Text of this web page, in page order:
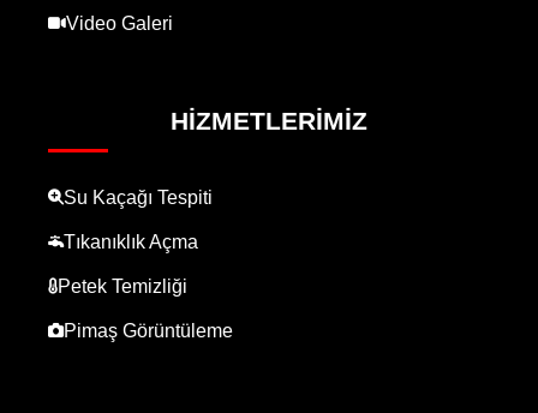
Video Galeri
HIZMETLERIMIZ
Su Kaçağı Tespiti
Tıkanıklık Açma
Petek Temizliği
Pimaş Görüntüleme